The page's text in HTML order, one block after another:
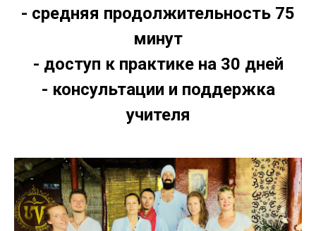
- средняя продолжительность 75
минут
- доступ к практике на 30 дней
- консультации и поддержка
учителя